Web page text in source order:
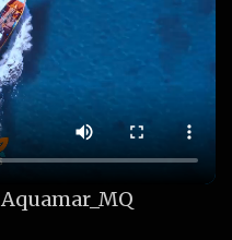
Aquamar_MQ